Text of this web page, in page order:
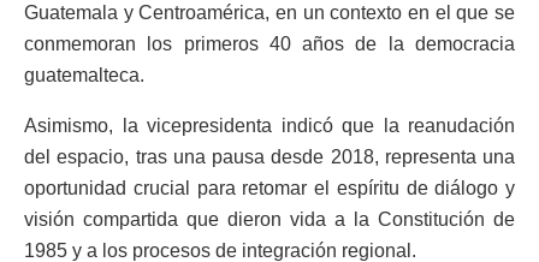
Guatemala y Centroamérica, en un contexto en el que se
conmemoran los primeros 40 años de la democracia
guatemalteca.
Asimismo, la vicepresidenta indicó que la reanudación
del espacio, tras una pausa desde 2018, representa una
oportunidad crucial para retomar el espíritu de diálogo y
visión compartida que dieron vida a la Constitución de
1985 y a los procesos de integración regional.